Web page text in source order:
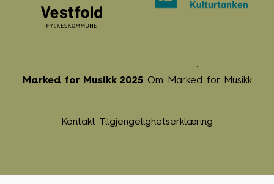
Marked for Musikk 2025 Om Marked for Musikk
Kontakt Tilgjengelighetserklæring